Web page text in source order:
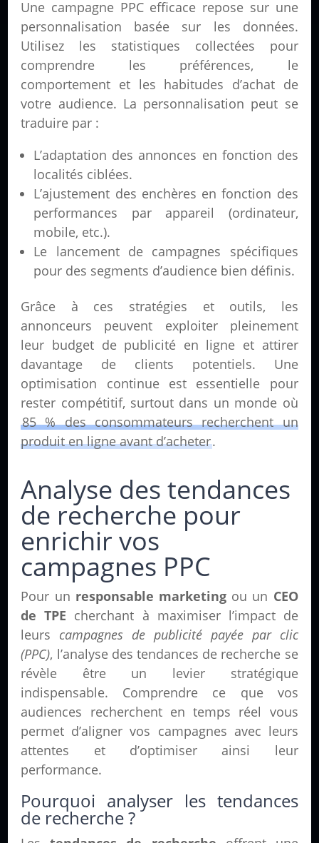
Une campagne PPC efficace repose sur une
personnalisation basée sur les données.
Utilisez les statistiques collectées pour
comprendre les préférences, le
comportement et les habitudes d’achat de
votre audience. La personnalisation peut se
traduire par :
L’adaptation des annonces en fonction des
localités ciblées.
L’ajustement des enchères en fonction des
performances par appareil (ordinateur,
mobile, etc.).
Le lancement de campagnes spécifiques
pour des segments d’audience bien définis.
Grâce à ces stratégies et outils, les
annonceurs peuvent exploiter pleinement
leur budget de publicité en ligne et attirer
davantage de clients potentiels. Une
optimisation continue est essentielle pour
rester compétitif, surtout dans un monde où
85 % des consommateurs recherchent un
produit en ligne avant d’acheter.
Analyse des tendances
de recherche pour
enrichir vos
campagnes PPC
Pour un responsable marketing ou un CEO
de TPE cherchant à maximiser l’impact de
leurs campagnes de publicité payée par clic
(PPC), l’analyse des tendances de recherche se
révèle être un levier stratégique
indispensable. Comprendre ce que vos
audiences recherchent en temps réel vous
permet d’aligner vos campagnes avec leurs
attentes et d’optimiser ainsi leur
performance.
Pourquoi analyser les tendances
de recherche ?